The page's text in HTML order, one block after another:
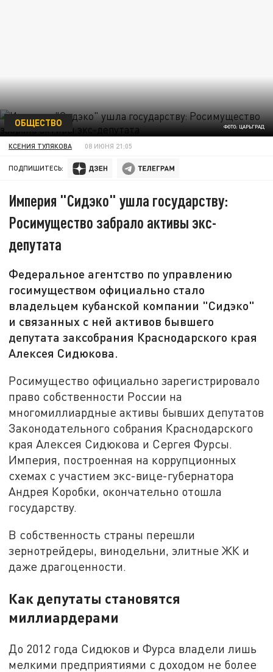
ФОТО: ЦАРЬГРАД
ОБЩЕСТВО
КСЕНИЯ ТУЛЯКОВА 08 ИЮНЯ 21:05
ПОДПИШИТЕСЬ:
Империя "Сидэко" ушла государству:
Росимущество забрало активы экс-
депутата
Федеральное агентство по управлению
госимуществом официально стало
владельцем кубанской компании "Сидэко"
и связанных с ней активов бывшего
депутата заксобрания Краснодарского края
Алексея Сидюкова.
Росимущество официально зарегистрировало
право собственности России на
многомиллиардные активы бывших депутатов
Законодательного собрания Краснодарского
края Алексея Сидюкова и Сергея Фурсы.
Империя, построенная на коррупционных
схемах с участием экс-вице-губернатора
Андрея Коробки, окончательно отошла
государству.
В собственность страны перешли
зернотрейдеры, винодельни, элитные ЖК и
даже драгоценности.
Как депутаты становятся
миллиардерами
До 2012 года Сидюков и Фурса владели лишь
мелкими предприятиями с доходом не более